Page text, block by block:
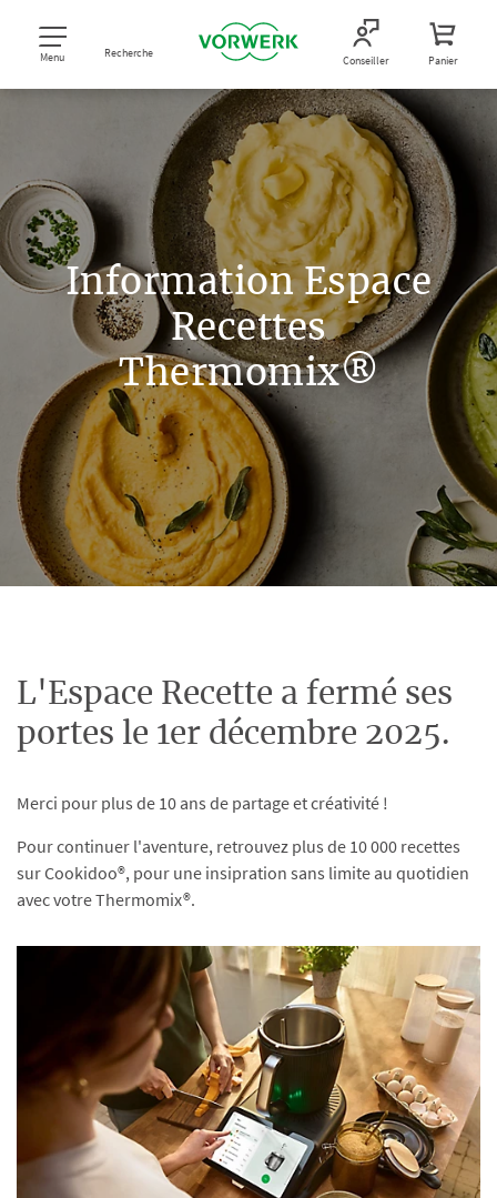
Menu Recherche Conseiller Panier
Information Espace
Recettes
Thermomix®
L'Espace Recette a fermé ses
portes le 1er décembre 2025.
Merci pour plus de 10 ans de partage et créativité !
Pour continuer l'aventure, retrouvez plus de 10 000 recettes
sur Cookidoo®, pour une insipration sans limite au quotidien
avec votre Thermomix®.